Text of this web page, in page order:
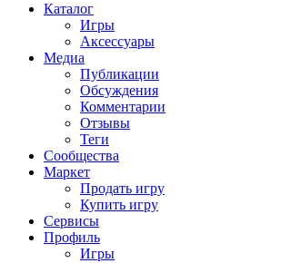
Каталог
Игры
Аксессуары
Медиа
Публикации
Обсуждения
Комментарии
Отзывы
Теги
Сообщества
Маркет
Продать игру
Купить игру
Сервисы
Профиль
Игры